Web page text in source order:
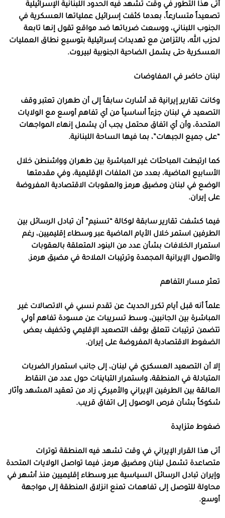
أتى هذا التطور في وقت تشهد فيه الحدود اللبنانية الإسرائيلية
تصعيداً متسارعاً، بعدما كثفت إسرائيل عملياتها العسكرية في
الجنوب اللبناني، ووسعت ضرباتها ضد مواقع تقول إنها تابعة
لحزب الله، بالتزامن مع تهديدات إسرائيلية بتوسيع نطاق العمليات
العسكرية حتى يشمل الضاحية الجنوبية لبيروت.
لبنان حاضر في المفاوضات
وكانت تقارير إيرانية قد أشارت سابقاً إلى أن طهران تعتبر وقف
التصعيد في لبنان جزءاً أساسياً من أي تفاهم أوسع مع الولايات
المتحدة، وأن أي اتفاق محتمل يجب أن يشمل إنهاء المواجهات
“على جميع الجبهات”، بما فيها الساحة اللبنانية.
كما ارتبطت المباحثات غير المباشرة بين طهران وواشنطن خلال
الأسابيع الماضية، بعدد من الملفات الإقليمية، وفي مقدمتها
الوضع في لبنان ومضيق هرمز والعقوبات الاقتصادية المفروضة
على إيران.
فيما كشفت تقارير سابقة لوكالة “تسنيم” أن تبادل الرسائل بين
الطرفين استمر خلال الأيام الماضية عبر وسطاء إقليميين، رغم
استمرار الخلافات بشأن عدد من البنود المتعلقة بالعقوبات
والأصول الإيرانية المجمدة وترتيبات الملاحة في مضيق هرمز.
تعثر مسار التفاهم
علماً أنه قبل أيام تكرر الحديث عن تقدم نسبي في الاتصالات غير
المباشرة بين الجانبين، وسط تسريبات عن مسودة تفاهم أولي
تتضمن ترتيبات تتعلق بوقف التصعيد الإقليمي وتخفيف بعض
الضغوط الاقتصادية المفروضة على إيران.
إلا أن التصعيد العسكري في لبنان، إلى جانب استمرار الضربات
المتبادلة في المنطقة، واستمرار التباينات حول عدد من النقاط
العالقة بين الطرفين الإيراني والأميركي زاد من تعقيد المشهد وأثار
شكوكاً بشأن فرص الوصول إلى اتفاق قريب.
ضغوط متزايدة
أتى هذا القرار الإيراني في وقت تشهد فيه المنطقة توترات
متصاعدة تشمل لبنان ومضيق هرمز، فيما تواصل الولايات المتحدة
وإيران تبادل الرسائل السياسية عبر وسطاء إقليميين منذ أشهر في
محاولة للتوصل إلى تفاهمات تمنع انزلاق المنطقة إلى مواجهة
أوسع.